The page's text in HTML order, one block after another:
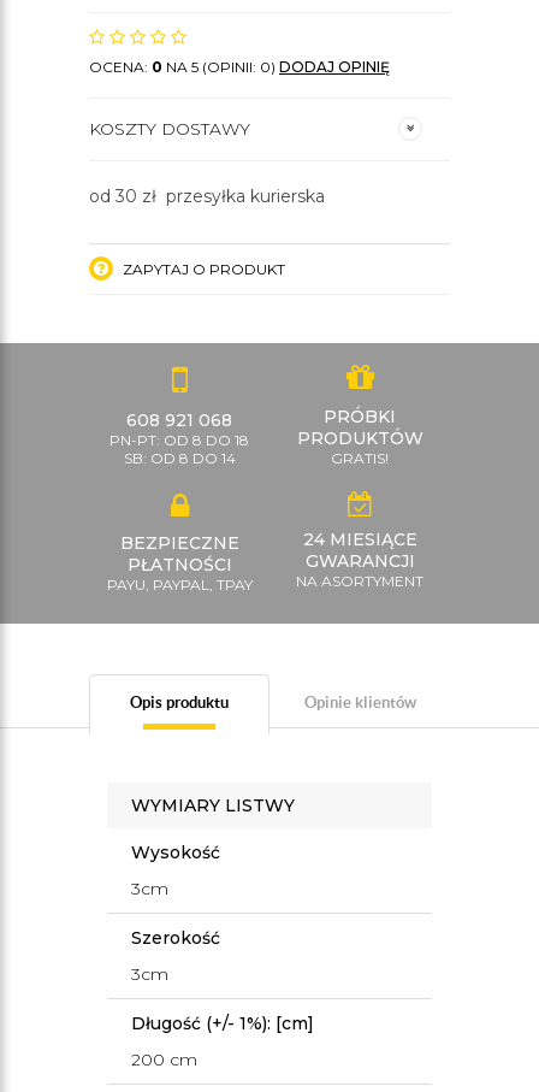
OCENA: 0 NA 5 (OPINII: 0) DODAJ OPINIĘ
KOSZTY DOSTAWY
od 30 zł przesyłka kurierska
ZAPYTAJ O PRODUKT
608 921 068
PN-PT: OD 8 DO 18
SB: OD 8 DO 14
PRÓBKI
PRODUKTÓW
GRATIS!
BEZPIECZNE
PŁATNOŚCI
PAYU, PAYPAL, TPAY
24 MIESIĄCE
GWARANCJI
NA ASORTYMENT
Opis produktu Opinie klientów
WYMIARY LISTWY
Wysokość
3cm
Szerokość
3cm
Długość (+/- 1%): [cm]
200 cm